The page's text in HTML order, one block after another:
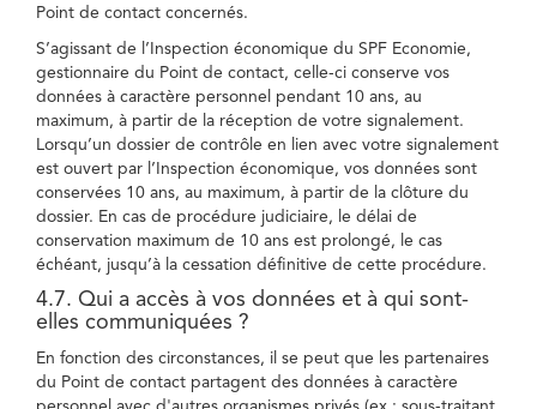
Point de contact concernés.
S’agissant de l’Inspection économique du SPF Economie,
gestionnaire du Point de contact, celle-ci conserve vos
données à caractère personnel pendant 10 ans, au
maximum, à partir de la réception de votre signalement.
Lorsqu’un dossier de contrôle en lien avec votre signalement
est ouvert par l’Inspection économique, vos données sont
conservées 10 ans, au maximum, à partir de la clôture du
dossier. En cas de procédure judiciaire, le délai de
conservation maximum de 10 ans est prolongé, le cas
échéant, jusqu’à la cessation définitive de cette procédure.
4.7. Qui a accès à vos données et à qui sont-
elles communiquées ?
En fonction des circonstances, il se peut que les partenaires
du Point de contact partagent des données à caractère